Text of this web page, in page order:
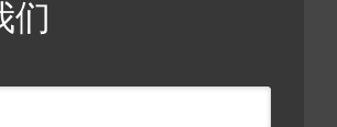
们